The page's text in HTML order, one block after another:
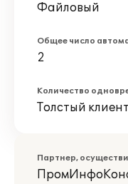
Файловый
Общее число
2
Количество
Толстый
Партнер,